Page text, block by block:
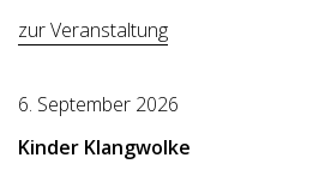
zur Veranstaltung
6. September 2026
Kinder Klangwolke